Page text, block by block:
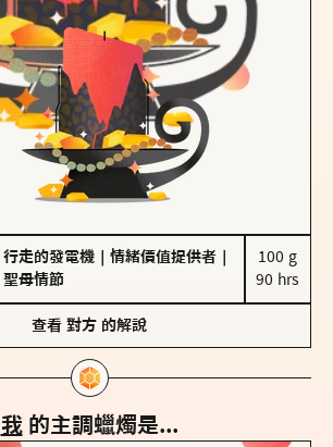
行走的發電機 情緒價值提供者
聖母情節
100 g
90 hrs
查看 對方 的解說
我 的主調蠟燭是...